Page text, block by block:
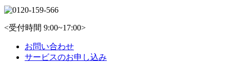
<受付時間 9:00~17:00>
お問い合わせ
サービスのお申し込み